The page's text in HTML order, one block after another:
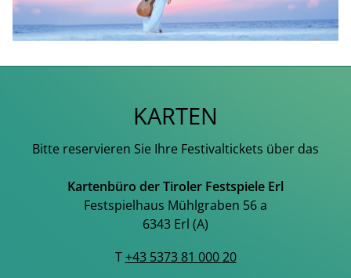
KARTEN
Bitte reservieren Sie Ihre Festivaltickets über das
Kartenbüro der Tiroler Festspiele Erl
Festspielhaus Mühlgraben 56 a
6343 Erl (A)
T+43 5373 81 000 20